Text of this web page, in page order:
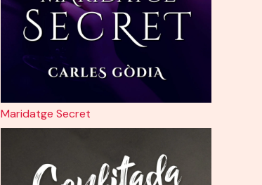
Maridatge Secret